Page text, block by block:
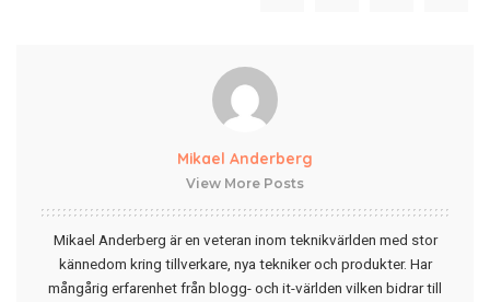
Mikael Anderberg
View More Posts
Mikael Anderberg är en veteran inom teknikvärlden med stor
kännedom kring tillverkare, nya tekniker och produkter. Har
mångårig erfarenhet från blogg- och it-världen vilken bidrar till